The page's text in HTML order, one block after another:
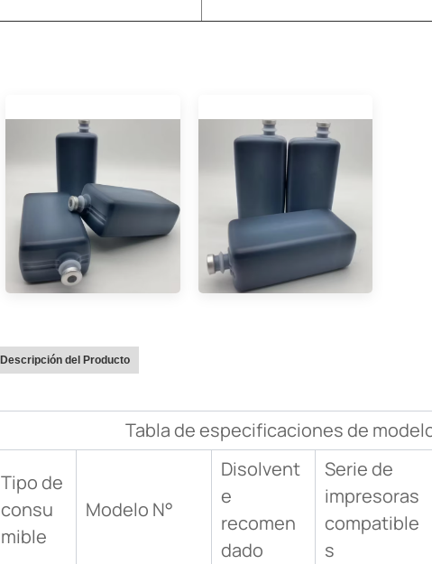
Descripción del Producto
Tabla de especificaciones de
Tipo de
consu
mible
Modelo N°
Disolvent
e
recomen
dado
Serie de
impresoras
compatible
s